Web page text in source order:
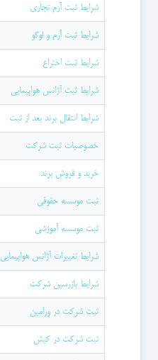
شرایط ثبت آرم تجاری
شرایط ثبت آرم و لوگو
شرایط ثبت اختراع
شرایط ثبت آژانس هواپیمایی
شرایط انتقال برند بعد از ثبت
خصوصیات ثبت شرکت
خرید و فروش برند
ثبت موسسه حقوقی
ثبت موسسه آموزشی
شرایط تغییرات آژانس هواپیمایی
شرایط بازرسین شرکت
ثبت شرکت در ورامین
ثبت شرکت در کیش